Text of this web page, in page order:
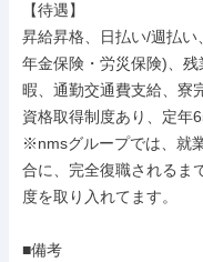
【待遇】
昇給昇格、日払い/週払
年金保険・労災保険)、
暇、通勤交通費支給、寮
資格取得制度あり、定年
※nmsグループでは、就
合に、完全復職されるま
度を取り入れてます。
■備考